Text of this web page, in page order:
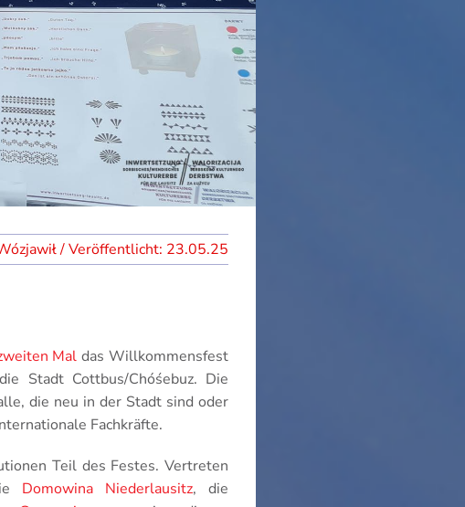
23.05.25
Mal das Willkommensfest
Stadt Cottbus/Chóśebuz. Die
die neu in der Stadt sind oder
Fachkräfte.
Teil des Festes. Vertreten
Domowina Niederlausitz, die